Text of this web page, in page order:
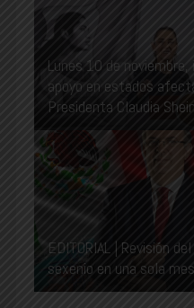
Lunes 10 de
apoyo en estados
Presidenta Claudia
EDITORIAL | Revisión
sexenio en una sola